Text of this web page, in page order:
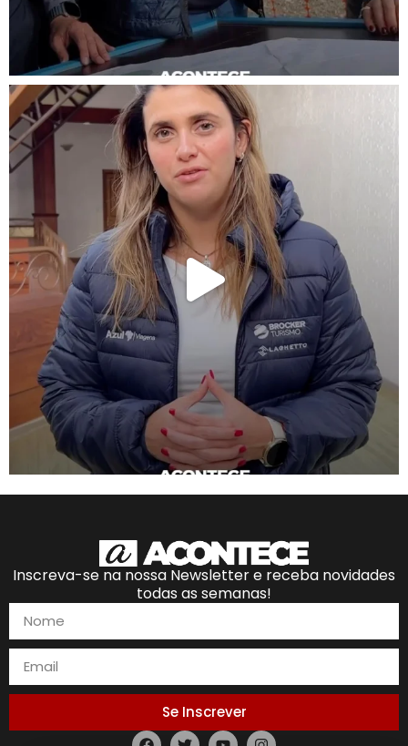
Inscreva-se na nossa Newsletter e receba novidades
todas as semanas!
Se Inscrever